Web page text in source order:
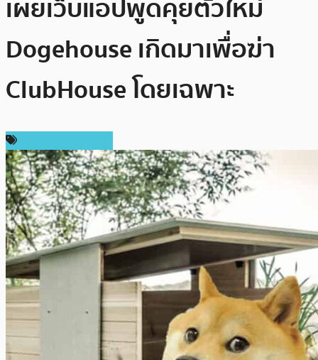
เผยเว็บแอปพูดคุยตัวใหม่
Dogehouse เกิดมาเพื่อฆ่า
ClubHouse โดยเฉพาะ